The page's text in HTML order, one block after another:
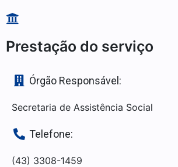
Prestação do serviço
Órgão Responsável:
Secretaria de Assistência Social
Telefone:
(43) 3308-1459